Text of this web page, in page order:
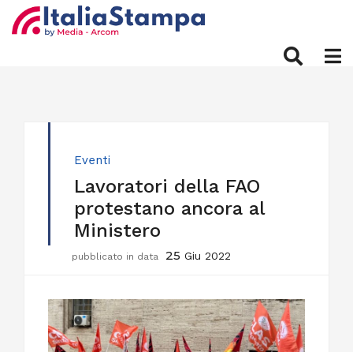
Eventi
Lavoratori della FAO
protestano ancora al
Ministero
pubblicato in data 25 Giu 2022